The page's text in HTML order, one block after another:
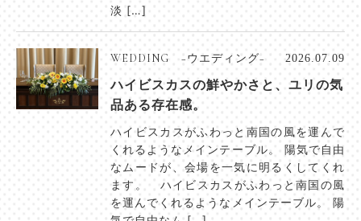
淡 […]
WEDDING −ウエディング− 2026.07.09
ハイビスカスの鮮やかさと、ユリの気
品ある存在感。
ハイビスカスがふわっと南国の風を運んで
くれるようなメインテーブル。 陽気で自由
なムードが、会場を一気に明るくしてくれ
ます。 ハイビスカスがふわっと南国の風
を運んでくれるようなメインテーブル。 陽